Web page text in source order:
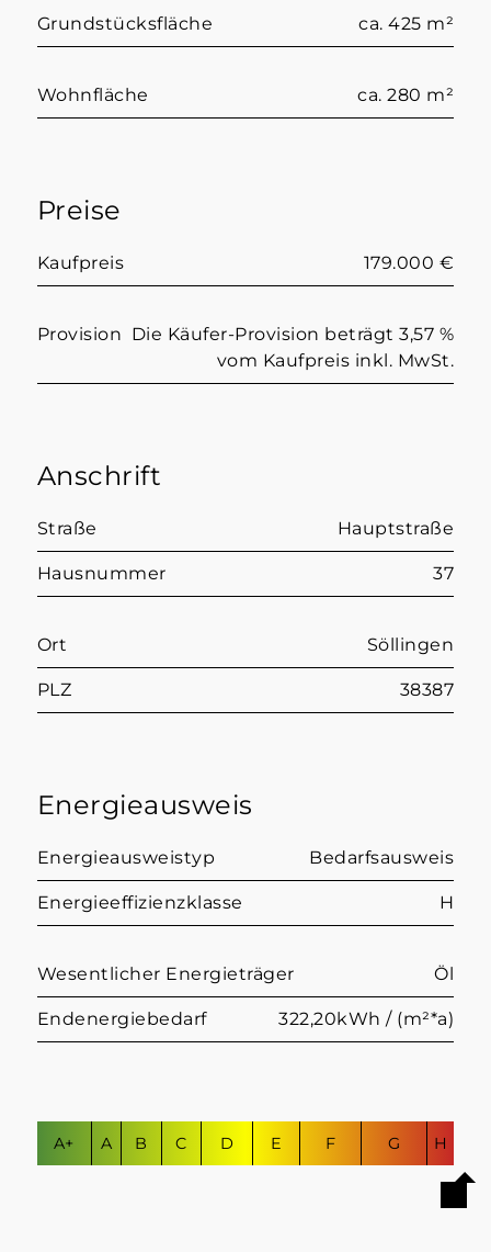
Grundstücksfläche ca. 425 m²
Wohnfläche ca. 280 m²
Preise
Kaufpreis 179.000 €
Provision Die Käufer-Provision beträgt 3,57 %
vom Kaufpreis inkl. MwSt.
Anschrift
Straße Hauptstraße
Hausnummer 37
Ort Söllingen
PLZ 38387
Energieausweis
Energieausweistyp Bedarfsausweis
Energieeffizienzklasse H
Wesentlicher Energieträger Öl
Endenergiebedarf 322,20kWh / (m²*a)
A+ A B C D E F G H